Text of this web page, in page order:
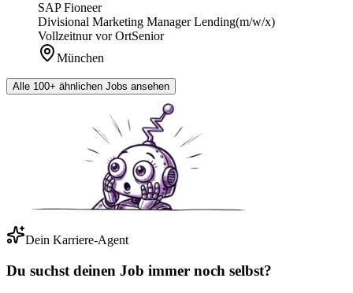
SAP Fioneer
Divisional Marketing Manager Lending(m/w/x)
Vollzeitnur vor OrtSenior
München
Alle 100+ ähnlichen Jobs ansehen
Dein Karriere-Agent
Du suchst deinen Job immer noch selbst?